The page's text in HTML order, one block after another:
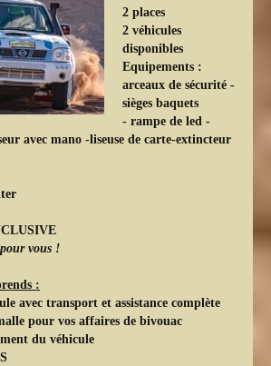
2 places
2 véhicules
disponibles
Equipements :
arceaux de sécurité -
sièges baquets
- rampe de led -
avec mano -liseuse de carte-extincteur
vous !
:
avec transport et assistance complète
pour vos affaires de bivouac
du véhicule